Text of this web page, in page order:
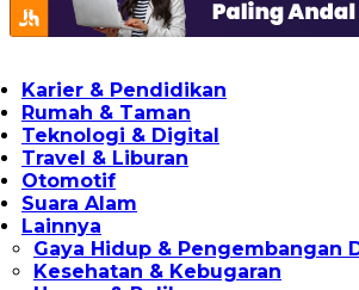
Karier & Pendidikan
Rumah & Taman
Teknologi & Digital
Travel & Liburan
Otomotif
Suara Alam
Lainnya
Gaya Hidup & Pengembangan
Kesehatan & Kebugaran